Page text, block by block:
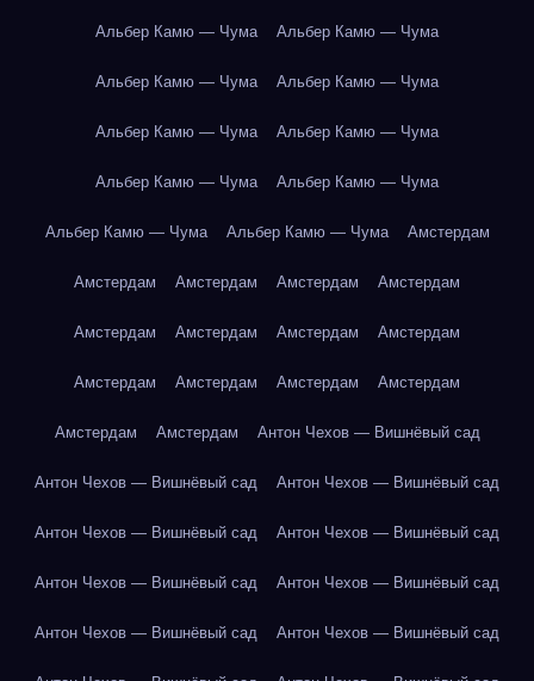
Альбер Камю — Чума Альбер Камю — Чума
Альбер Камю — Чума Альбер Камю — Чума
Альбер Камю — Чума Альбер Камю — Чума
Альбер Камю — Чума Альбер Камю — Чума
Альбер Камю — Чума Альбер Камю — Чума Амстердам
Амстердам Амстердам Амстердам Амстердам
Амстердам Амстердам Амстердам Амстердам
Амстердам Амстердам Амстердам Амстердам
Амстердам Амстердам Антон Чехов — Вишнёвый сад
Антон Чехов — Вишнёвый сад Антон Чехов — Вишнёвый сад
Антон Чехов — Вишнёвый сад Антон Чехов — Вишнёвый сад
Антон Чехов — Вишнёвый сад Антон Чехов — Вишнёвый сад
Антон Чехов — Вишнёвый сад Антон Чехов — Вишнёвый сад